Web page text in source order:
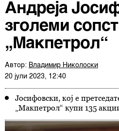
Андреја
зголеми
„Макпетрол“
Автор: Владимир Николоски
20 јули 2023, 12:40
Јосифовски, кој е
„Макпетрол“ купи 135